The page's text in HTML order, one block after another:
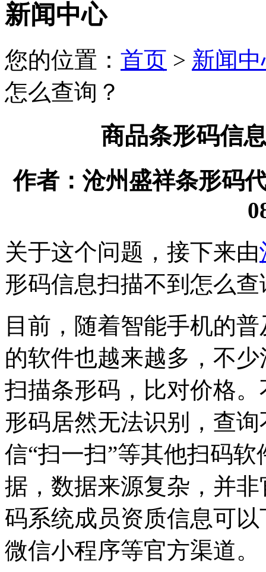
新闻中心
您的位置： 首页 > 新闻
怎么查询？
商品条形码信
作者：沧州盛祥条形码
关于这个问题，接下来由
形码信息扫描不到怎么查
目前，随着智能手机的
的软件也越来越多，不
扫描条形码，比对价格
形码居然无法识别，查
信“扫一扫”等其他扫码
据，数据来源复杂，并
码系统成员资质信息可
微信小程序等官方渠道。